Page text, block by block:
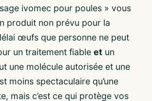
ivomec pour poules » vous
produit non prévu pour la
œufs que personne ne peut
un traitement fiable et un
une molécule autorisée et une
moins spectaculaire qu’une
mais c’est ce qui protège vos